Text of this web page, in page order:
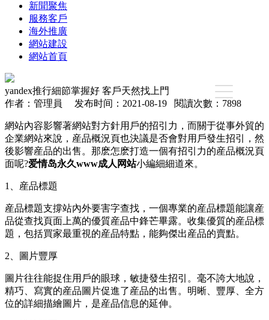
新聞聚焦
服務客戶
海外推廣
網站建設
網站首頁
yandex推行細節掌握好 客戶天然找上門
作者：管理員 发布时间：2021-08-19 閱讀次數：7898
網站內容影響著網站對方針用戶的招引力，而關于從事外貿的
企業網站來說，産品概況頁也決議是否會對用戶發生招引，然
後影響産品的出售。那麽怎麽打造一個有招引力的産品概況頁
面呢?爱情岛永久www成人网站小編細細道來。
1、産品標題
産品標題支撐站內外要害字查找，一個專業的産品標題能讓産
品從查找頁面上萬的優質産品中鋒芒畢露。收集優質的産品標
題，包括買家最重視的産品特點，能夠傑出産品的賣點。
2、圖片豐厚
圖片往往能捉住用戶的眼球，敏捷發生招引。毫不誇大地說，
精巧、寫實的産品圖片促進了産品的出售。明晰、豐厚、全方
位的詳細描繪圖片，是産品信息的延伸。